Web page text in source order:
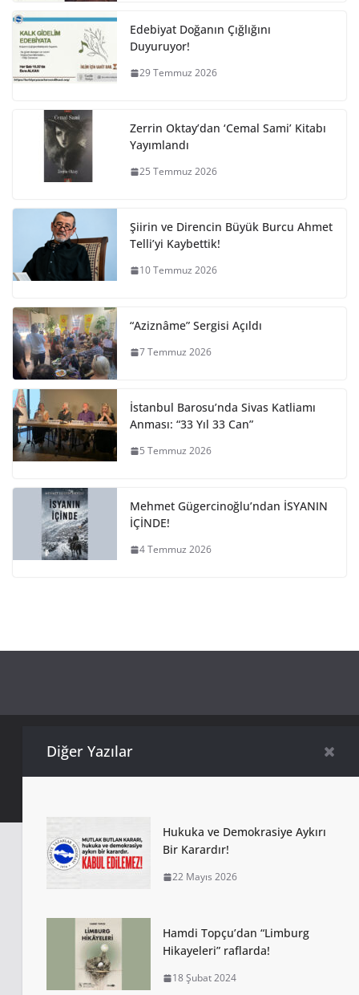
Edebiyat Doğanın Çığlığını
Duyuruyor!
29 Temmuz 2026
Zerrin Oktay’dan ‘Cemal Sami’ Kitabı
Yayımlandı
25 Temmuz 2026
Şiirin ve Direncin Büyük Burcu Ahmet
Telli’yi Kaybettik!
10 Temmuz 2026
“Aziznâme” Sergisi Açıldı
7 Temmuz 2026
İstanbul Barosu’nda Sivas Katliamı
Anması: “33 Yıl 33 Can”
5 Temmuz 2026
Mehmet Gügercinoğlu’ndan İSYANIN
İÇİNDE!
4 Temmuz 2026
Copyright © 2026 Türkiye Yazarlar Sendikası. Tüm Hakları
Saklıdır.
Diğer Yazılar
Hukuka ve Demokrasiye Aykırı
Bir Karardır!
22 Mayıs 2026
Hamdi Topçu’dan “Limburg
Hikayeleri” raflarda!
18 Şubat 2024